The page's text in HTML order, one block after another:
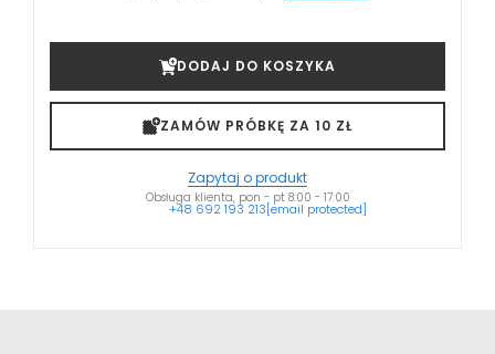
DODAJ DO KOSZYKA
ZAMÓW PRÓBKĘ ZA 10 ZŁ
Zapytaj o produkt
Obsługa klienta, pon - pt 8:00 - 17:00
+48 692 193 213[email protected]